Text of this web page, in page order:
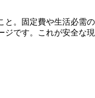
。固定費や生活必
です。これが安全な